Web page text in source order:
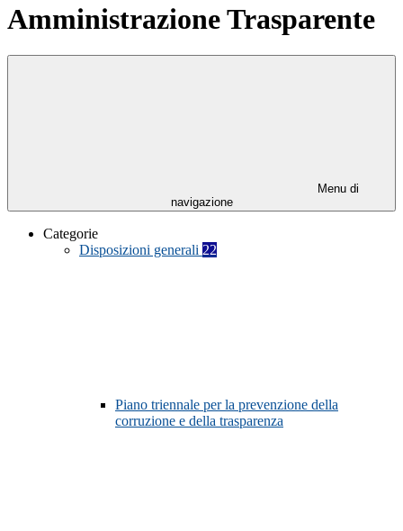
Amministrazione Trasparente
Menu di
navigazione
Categorie
Disposizioni generali 22
Piano triennale per la prevenzione della
corruzione e della trasparenza